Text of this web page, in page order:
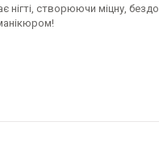
створюючи міцну,